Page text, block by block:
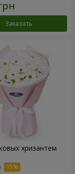
Заказать
хризантем